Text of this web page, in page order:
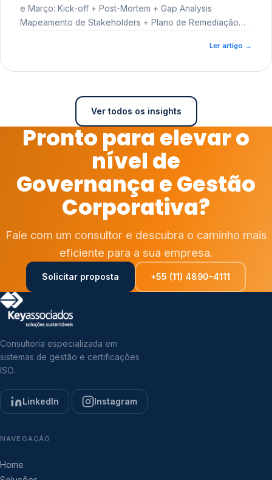
e Março: Kick-off + Post-Mortem + Gap Analysis
Mapeamento de Stakeholders + Plano de Remediação
Ler artigo →
Ver todos os insights
Pronto para elevar o
nível de
Governança e Gestão
Corporativa?
Fale com um consultor e descubra o caminho mais
eficiente para a sua empresa.
Solicitar proposta +55 (11) 4890-4111
Consultoria especializada em
sistemas de gestão e certificações
ISO.
LinkedIn Instagram
NAVEGAÇÃO
Home